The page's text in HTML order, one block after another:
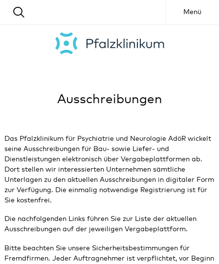
Menü
Ausschreibungen
Das Pfalzklinikum für Psychiatrie und Neurologie AdöR wickelt
seine Ausschreibungen für Bau- sowie Liefer- und
Dienstleistungen elektronisch über Vergabeplattformen ab.
Dort stellen wir interessierten Unternehmen sämtliche
Unterlagen zu den aktuellen Ausschreibungen in digitaler Form
zur Verfügung. Die einmalig notwendige Registrierung ist für
Sie kostenfrei.
Die nachfolgenden Links führen Sie zur Liste der aktuellen
Ausschreibungen auf der jeweiligen Vergabeplattform.
Bitte beachten Sie unsere Sicherheitsbestimmungen für
Fremdfirmen. Jeder Auftragnehmer ist verpflichtet, vor Beginn